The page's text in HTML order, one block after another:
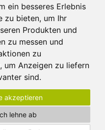
ein besseres Erlebnis
zu bieten, um Ihr
Produkten und
zu messen und
zu
, um Anzeigen zu liefern
sind.
akzeptieren
lehne ab
vorbehalten.